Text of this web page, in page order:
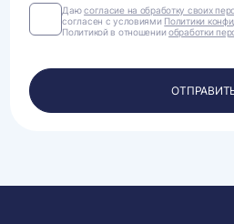
Даю
согласие
на
своих
персональных
данных.
Даюсогласие на обработку своих
согласен с условиями Политики
Политикой в отношенииобработки